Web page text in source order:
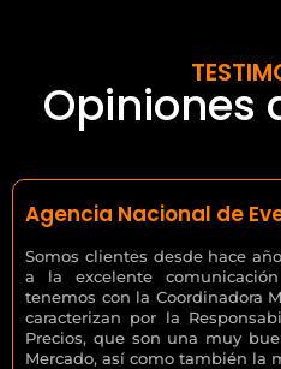
Opiniones
Agencia Nacional de
Somos clientes desde hace
a la excelente
tenemos con la Coordinadora
caracterizan por la
Precios, que son una muy
Mercado, así como también la